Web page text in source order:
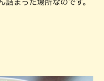
詰まった場所なのです。